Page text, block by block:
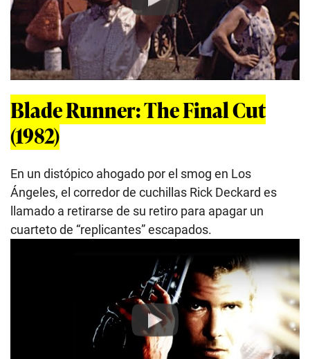
Play
Blade Runner: The Final Cut
(1982)
En un distópico ahogado por el smog en Los
Ángeles, el corredor de cuchillas Rick Deckard es
llamado a retirarse de su retiro para apagar un
cuarteto de “replicantes” escapados.
Play